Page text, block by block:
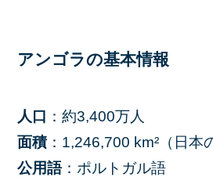
アンゴラの基本情報
人口 ：約3,400万人
面積：1,246,700 km²（日本
公用語：ポルトガル語